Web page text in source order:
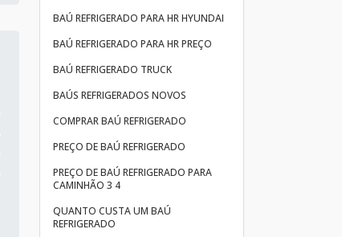
BAÚ REFRIGERADO PARA HR HYUNDAI
BAÚ REFRIGERADO PARA HR PREÇO
BAÚ REFRIGERADO TRUCK
BAÚS REFRIGERADOS NOVOS
COMPRAR BAÚ REFRIGERADO
PREÇO DE BAÚ REFRIGERADO
PREÇO DE BAÚ REFRIGERADO PARA
CAMINHÃO 3 4
QUANTO CUSTA UM BAÚ
REFRIGERADO